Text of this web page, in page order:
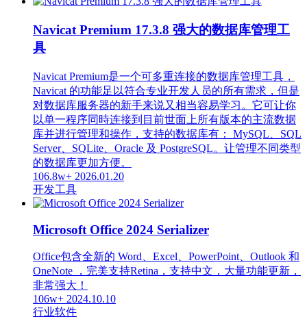
Navicat Premium 17.3.8 强大的数据库管理工
具
Navicat Premium是一个可多重连接的数据库管理工具，
Navicat 的功能足以符合专业开发人员的所有需求，但是
对数据库服务器的新手来说又相当容易学习。它可让你
以单一程序同時连接到目前世面上所有版本的主流数据
库并进行管理和操作，支持的数据库有： MySQL、SQL
Server、SQLite、Oracle 及 PostgreSQL。让管理不同类型
的数据库更加方便。
106.8w+ 2026.01.20
开发工具
Microsoft Office 2024 Serializer
Office包含全新的 Word、Excel、PowerPoint、Outlook 和
OneNote ，完美支持Retina，支持中文，大量功能更新，
非常强大！
106w+ 2024.10.10
行业软件